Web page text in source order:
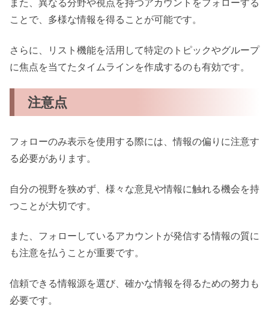
また、異なる分野や視点を持つアカウントをフォローする
ことで、多様な情報を得ることが可能です。
さらに、リスト機能を活用して特定のトピックやグループ
に焦点を当てたタイムラインを作成するのも有効です。
注意点
フォローのみ表示を使用する際には、情報の偏りに注意す
る必要があります。
自分の視野を狭めず、様々な意見や情報に触れる機会を持
つことが大切です。
また、フォローしているアカウントが発信する情報の質に
も注意を払うことが重要です。
信頼できる情報源を選び、確かな情報を得るための努力も
必要です。